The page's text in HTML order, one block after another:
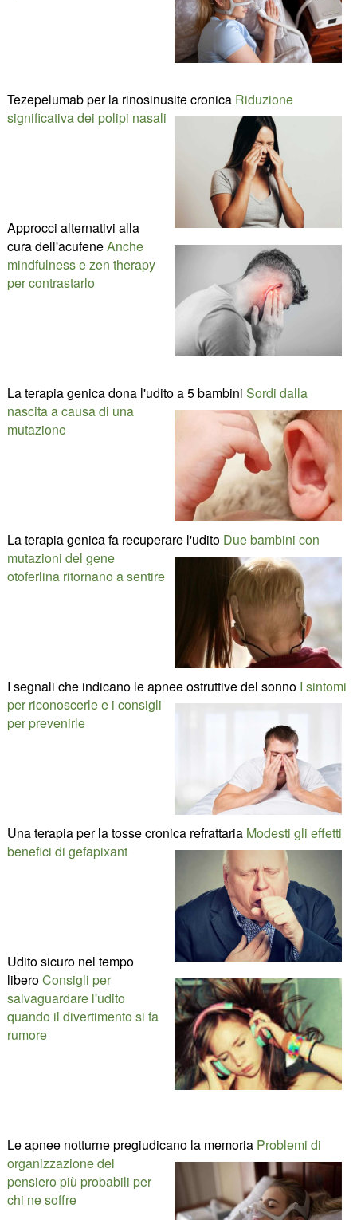
Tezepelumab per la rinosinusite cronica Riduzione
significativa dei polipi nasali
Approcci alternativi alla
cura dell'acufeneAnche
mindfulness e zen therapy
per contrastarlo
La terapia genica dona l'udito a 5 bambini Sordi dalla
nascita a causa di una
mutazione
La terapia genica fa recuperare l'udito Due bambini con
mutazioni del gene
otoferlina ritornano a sentire
I segnali che indicano le apnee ostruttive del sonno I sintomi
per riconoscerle e i consigli
per prevenirle
Una terapia per la tosse cronica refrattaria Modesti gli effetti
benefici di gefapixant
Udito sicuro nel tempo
liberoConsigli per
salvaguardare l'udito
quando il divertimento si fa
rumore
Le apnee notturne pregiudicano la memoria Problemi di
organizzazione del
pensiero più probabili per
chi ne soffre